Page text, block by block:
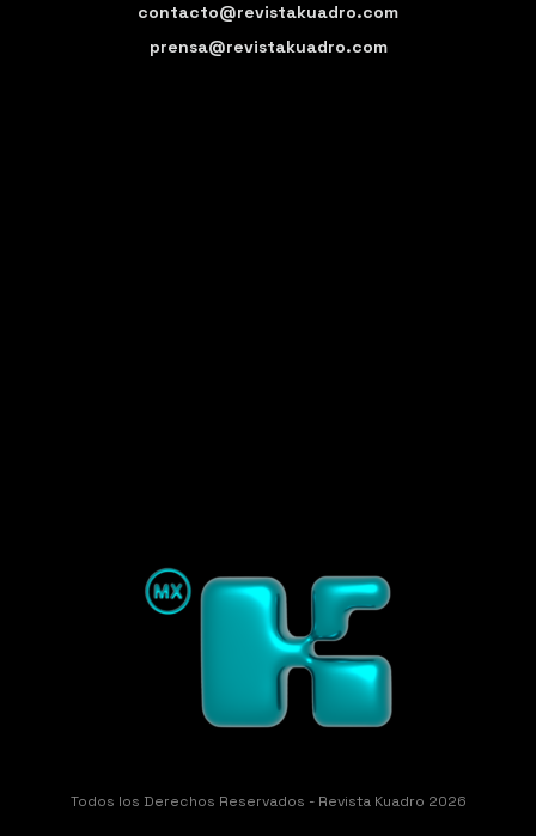
contacto@revistakuadro.com
prensa@revistakuadro.com
Todos los Derechos Reservados - Revista Kuadro 2026